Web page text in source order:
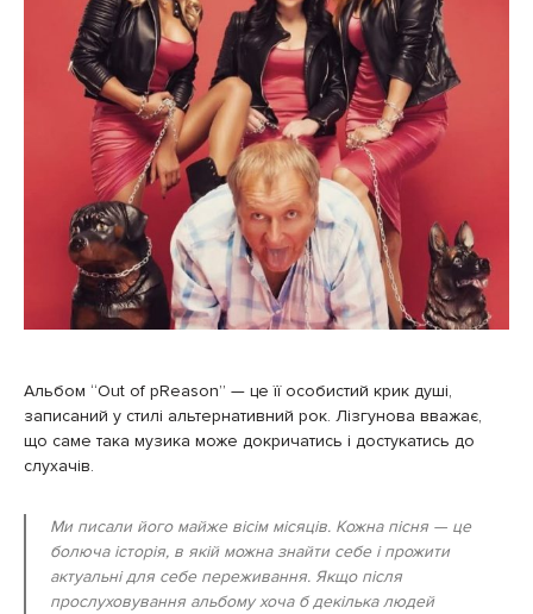
Альбом “Out of pReason” — це її особистий крик душі,
записаний у стилі альтернативний рок. Лізгунова вважає,
що саме така музика може докричатись і достукатись до
слухачів.
Ми писали його майже вісім місяців. Кожна пісня — це
болюча історія, в якій можна знайти себе і прожити
актуальні для себе переживання. Якщо після
прослуховування альбому хоча б декілька людей